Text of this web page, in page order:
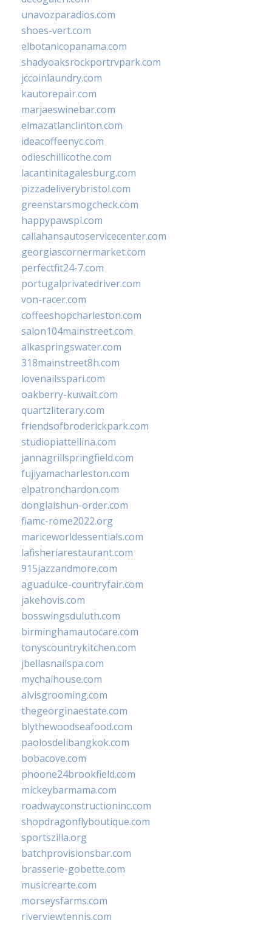
unavozparadios.com
shoes-vert.com
elbotanicopanama.com
shadyoaksrockportrvpark.com
jccoinlaundry.com
kautorepair.com
marjaeswinebar.com
elmazatlanclinton.com
ideacoffeenyc.com
odieschillicothe.com
lacantinitagalesburg.com
pizzadeliverybristol.com
greenstarsmogcheck.com
happypawspl.com
callahansautoservicecenter.com
georgiascornermarket.com
perfectfit24-7.com
portugalprivatedriver.com
von-racer.com
coffeeshopcharleston.com
salon104mainstreet.com
alkaspringswater.com
318mainstreet8h.com
lovenailsspari.com
oakberry-kuwait.com
quartzliterary.com
friendsofbroderickpark.com
studiopiattellina.com
jannagrillspringfield.com
fujiyamacharleston.com
elpatronchardon.com
donglaishun-order.com
fiamc-rome2022.org
mariceworldessentials.com
lafisheriarestaurant.com
915jazzandmore.com
aguadulce-countryfair.com
jakehovis.com
bosswingsduluth.com
birminghamautocare.com
tonyscountrykitchen.com
jbellasnailspa.com
mychaihouse.com
alvisgrooming.com
thegeorginaestate.com
blythewoodseafood.com
paolosdelibangkok.com
bobacove.com
phoone24brookfield.com
mickeybarmama.com
roadwayconstructioninc.com
shopdragonflyboutique.com
sportszilla.org
batchprovisionsbar.com
brasserie-gobette.com
musicrearte.com
morseysfarms.com
riverviewtennis.com